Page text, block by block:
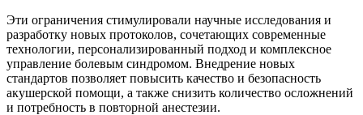
Эти ограничения стимулировали научные исследования и
разработку новых протоколов, сочетающих современные
технологии, персонализированный подход и комплексное
управление болевым синдромом. Внедрение новых
стандартов позволяет повысить качество и безопасность
акушерской помощи, а также снизить количество осложнений
и потребность в повторной анестезии.